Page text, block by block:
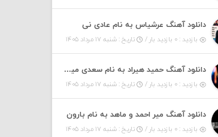
دانلود آهنگ عرشیاس به نام عادی نی
بازدید : ۰ بازدید بار / تاریخ : شنبه ۱۷ مرداد ۱۴۰۵
دانلود آهنگ حمید هیراد به نام سعدی میشم این باغ و گلستون کنی واسم خیام زمانه ام به تو پرت حواسم
بازدید : ۰ بازدید بار / تاریخ : شنبه ۱۷ مرداد ۱۴۰۵
دانلود آهنگ میر احمد و ماهد به نام بارون
بازدید : ۰ بازدید بار / تاریخ : شنبه ۱۷ مرداد ۱۴۰۵